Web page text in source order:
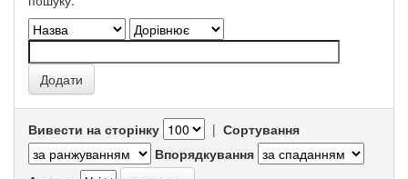
Вивести на сторінку | Сортування
Впорядкування